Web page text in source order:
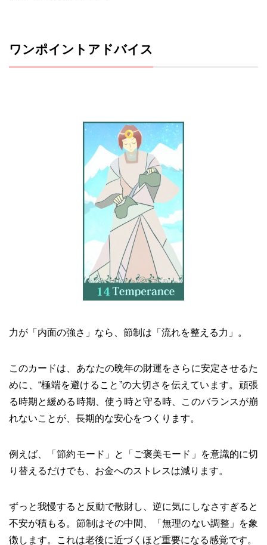
ワンポイントアドバイス
力が「内面の強さ」なら、節制は「流れを整える力」。
このカードは、あなたの晩年の財運をさらに安定させるた
めに、“極端を避けること”の大切さを伝えています。頑張
る時期と緩める時期、使う時と守る時、このバランスが崩
れないことが、長期的な安心をつくります。
例えば、「節約モード」と「ご褒美モード」を意識的に切
り替えるだけでも、お金へのストレスは減ります。
ずっと我慢すると反動で散財し、逆に気にしなさすぎると
不安が積もる。節制はその中間、「無理のない調整」を象
徴します。これは老後に近づくほど重要になる感覚です。